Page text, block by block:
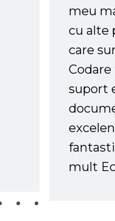
meu
cu alte
care
suport
mult